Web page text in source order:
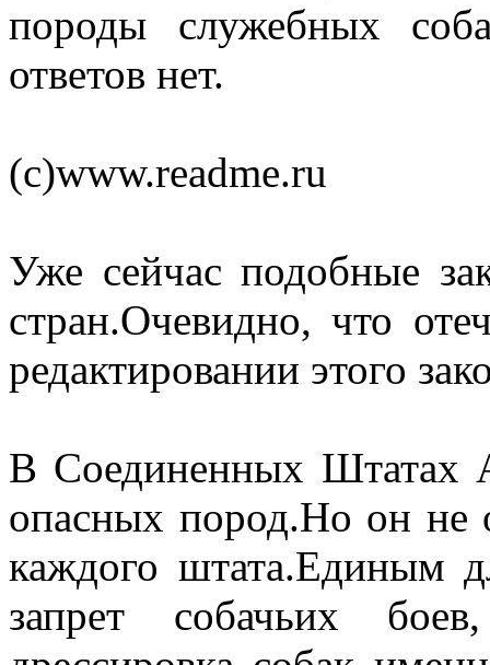
породы служебных
ответов нет.
(c)www.readme.ru
Уже сейчас подобные
стран.Очевидно, что
редактировании этого
В Соединенных Штатах
опасных пород.Но он не
каждого штата.Единым
запрет собачьих